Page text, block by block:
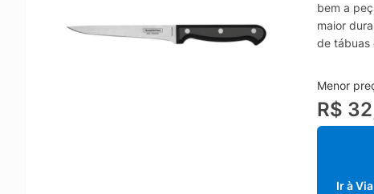
bem a
maior
de tábuas
corte de
e
gordura.
benefícios
Menor
R$
Ir à